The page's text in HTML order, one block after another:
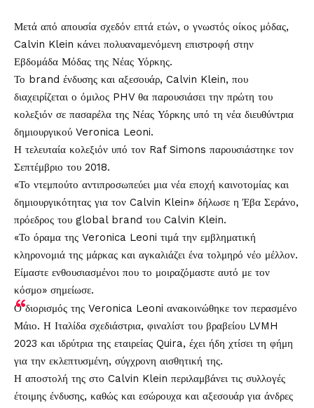
Μετά από απουσία σχεδόν επτά ετών, ο γνωστός οίκος μόδας,
Calvin Klein κάνει πολυαναμενόμενη επιστροφή στην
Εβδομάδα Μόδας της Νέας Υόρκης.
Το brand ένδυσης και αξεσουάρ, Calvin Klein, που
διαχειρίζεται ο όμιλος PHV θα παρουσιάσει την πρώτη του
κολεξιόν σε πασαρέλα της Νέας Υόρκης υπό τη νέα διευθύντρια
δημιουργικού Veronica Leoni.
Η τελευταία κολεξιόν υπό τον Raf Simons παρουσιάστηκε τον
Σεπτέμβριο του 2018.
«Το ντεμπούτο αντιπροσωπεύει μια νέα εποχή καινοτομίας και
δημιουργικότητας για τον Calvin Klein» δήλωσε η Έβα Σεράνο,
πρόεδρος του global brand του Calvin Klein.
«Το όραμα της Veronica Leoni τιμά την εμβληματική
κληρονομιά της μάρκας και αγκαλιάζει ένα τολμηρό νέο μέλλον.
Είμαστε ενθουσιασμένοι που το μοιραζόμαστε αυτό με τον
κόσμο» σημείωσε.
Ο διορισμός της Veronica Leoni ανακοινώθηκε τον περασμένο
Μάιο. Η Ιταλίδα σχεδιάστρια, φιναλίστ του βραβείου LVMH
2023 και ιδρύτρια της εταιρείας Quira, έχει ήδη χτίσει τη φήμη
για την εκλεπτυσμένη, σύγχρονη αισθητική της.
Η αποστολή της στο Calvin Klein περιλαμβάνει τις συλλογές
έτοιμης ένδυσης, καθώς και εσώρουχα και αξεσουάρ για άνδρες